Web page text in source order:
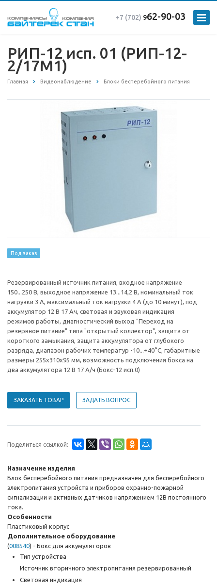
+7 (702) 962-90-03
РИП-12 исп. 01 (РИП-12-
2/17М1)
Главная Видеонаблюдение Блоки бесперебойного питания
Под заказ
Резервированный источник питания, входное напряжение
150...250 В, выходное напряжение 13...14,2 В, номинальный ток
нагрузки 3 А, максимальный ток нагрузки 4 А (до 10 минут), под
аккумулятор 12 В 17 Ач, световая и звуковая индикация
режимов работы, диагностический выход "Переход на
резервное питание" типа "открытый коллектор", защита от
короткого замыкания, защита аккумулятора от глубокого
разряда, диапазон рабочих температур -10...+40°С, габаритные
размеры 255х310х95 мм, возможность подключения бокса на
два аккумулятора 12 В 17 А/ч (Бокс-12 исп.0)
ЗАКАЗАТЬ ТОВАР ЗАДАТЬ ВОПРОС
Поделиться ссылкой:
Назначение изделия
Блок бесперебойного питания предназначен для бесперебойного
электропитания устройств и приборов охранно-пожарной
сигнализации и активных датчиков напряжением 12В постоянного
тока.
Особенности
Пластиковый корпус
Дополнительное оборудование
(008540) - Бокс для аккумуляторов
Тип устройства
Источник вторичного электропитания резервированный
Световая индикация